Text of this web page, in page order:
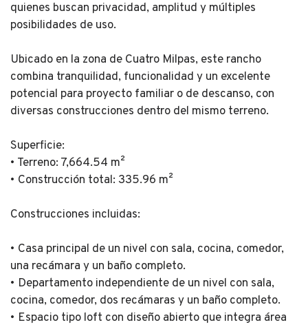
quienes buscan privacidad, amplitud y múltiples
posibilidades de uso.
Ubicado en la zona de Cuatro Milpas, este rancho
combina tranquilidad, funcionalidad y un excelente
potencial para proyecto familiar o de descanso, con
diversas construcciones dentro del mismo terreno.
Superficie:
• Terreno: 7,664.54 m²
• Construcción total: 335.96 m²
Construcciones incluidas:
• Casa principal de un nivel con sala, cocina, comedor,
una recámara y un baño completo.
• Departamento independiente de un nivel con sala,
cocina, comedor, dos recámaras y un baño completo.
• Espacio tipo loft con diseño abierto que integra área